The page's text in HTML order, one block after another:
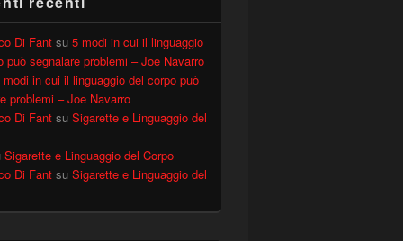
Di Fant su 5 modi in cui il linguaggio
può segnalare problemi – Joe Navarro
modi in cui il linguaggio del corpo può
problemi – Joe Navarro
Di Fant su Sigarette e Linguaggio del
Sigarette e Linguaggio del Corpo
Di Fant su Sigarette e Linguaggio del